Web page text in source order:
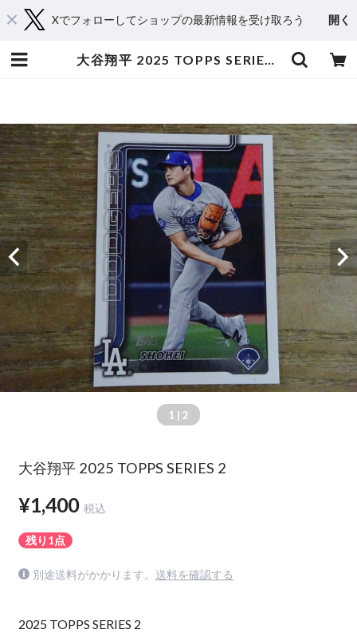
Xでフォローしてショップの最新情報を受け取ろう 開く
大谷翔平 2025 TOPPS SERIES 2 | スポーツカードミントC&K本厚木店－オンラインショップ
1 | 2
大谷翔平 2025 TOPPS SERIES 2
¥1,400 税込
残り1点
別途送料がかかります。 送料を確認する
2025 TOPPS SERIES 2